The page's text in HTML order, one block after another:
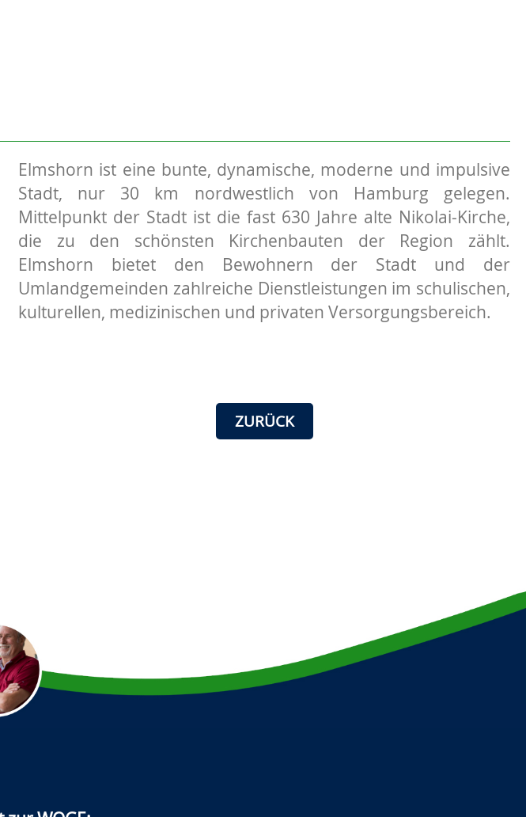
Elmshorn ist eine bunte, dynamische, moderne und impulsive
Stadt, nur 30 km nordwestlich von Hamburg gelegen.
Mittelpunkt der Stadt ist die fast 630 Jahre alte Nikolai-Kirche,
die zu den schönsten Kirchenbauten der Region zählt.
Elmshorn bietet den Bewohnern der Stadt und der
Umlandgemeinden zahlreiche Dienstleistungen im schulischen,
kulturellen, medizinischen und privaten Versorgungsbereich.
ZURÜCK